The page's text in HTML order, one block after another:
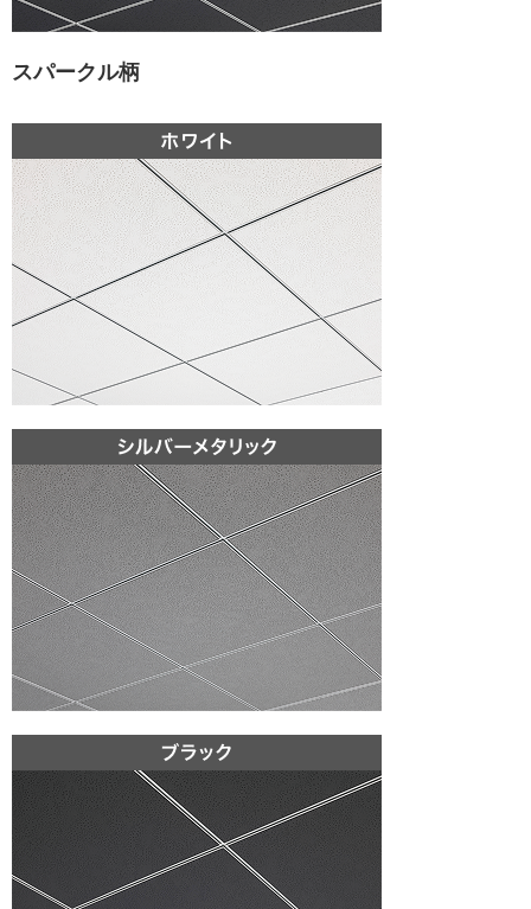
スパークル柄